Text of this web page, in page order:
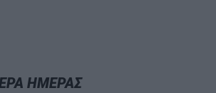
ΗΜΕΡΑΣ